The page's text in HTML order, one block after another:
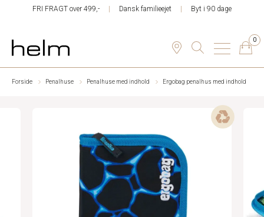
FRI FRAGT over 499,- Dansk familieejet Byt i 90 dage
0
Forside Penalhuse Penalhuse med indhold Ergobag penalhus med indhold